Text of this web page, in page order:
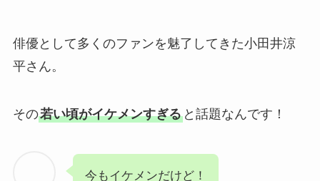
俳優として多くのファンを魅了してきた小田井涼
平さん。
その若い頃がイケメンすぎると話題なんです！
今もイケメンだけど！